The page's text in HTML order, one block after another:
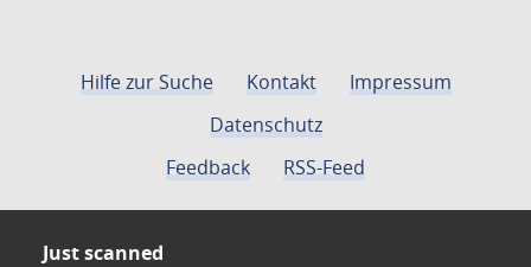
Hilfe zur Suche Kontakt
Impressum
Datenschutz
Feedback
RSS-Feed
Just scanned